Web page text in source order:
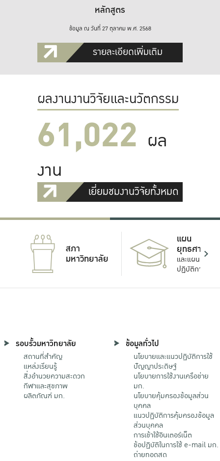
หลักสูตร
ข้อมูล ณ วันที่ 27 ตุลาคม พ.ศ. 2568
รายละเอียดเพิ่มเติม
ผลงานงานวิจัยและนวัตกรรม
61,022 ผล
งาน
เยี่ยมชมงานวิจัยทั้งหมด
สภา
มหาวิทยาลัย
แผน
ยุทธศาสตร์
และแผน
ปฏิบัติการ
รอบรั้วมหาวิทยาลัย
สถานที่สำคัญ
แหล่งเรียนรู้
สิ่งอำนวยความสะดวก
กีฬาและสุขภาพ
ผลิตภัณฑ์ มก.
ข้อมูลทั่วไป
นโยบายและแนวปฏิบัติการใช้
ปัญญาประดิษฐ์
นโยบายการใช้งานเครือข่าย
มก.
นโยบายคุ้มครองข้อมูลส่วน
บุคคล
แนวปฏิบัติการคุ้มครองข้อมูล
ส่วนบุคคล
การเข้าใช้อินเตอร์เน็ต
ข้อปฏิบัติในการใช้ e-mail มก.
ถ่ายทอดสด